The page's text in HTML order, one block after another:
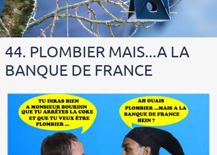
44. PLOMBIER MAIS...A LA
BANQUE DE FRANCE